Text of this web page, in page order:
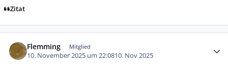
Zitat
Flemming Mitglied
10. November 2025 um 22:0810. Nov 2025